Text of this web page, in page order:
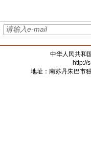
中华人民共和
http://
地址：南苏丹朱巴市